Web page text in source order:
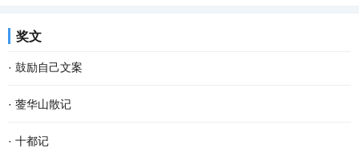
奖文
· 鼓励自己文案
· 蓥华山散记
· 十都记